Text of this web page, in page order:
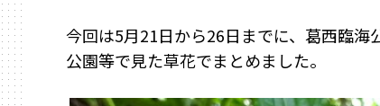
今回は5月21日から26日までに、葛西臨海
公園等で見た草花でまとめました。